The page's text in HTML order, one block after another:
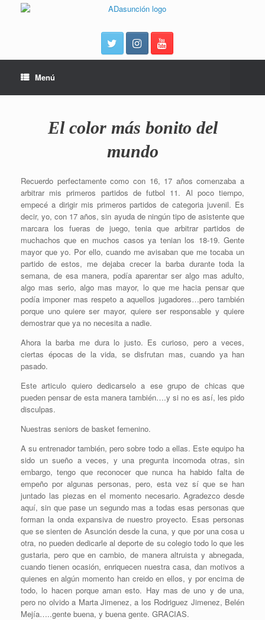
Menú
El color más bonito del
mundo
Recuerdo perfectamente como con 16, 17 años comenzaba a
arbitrar mis primeros partidos de futbol 11. Al poco tiempo,
empecé a dirigir mis primeros partidos de categoria juvenil. Es
decir, yo, con 17 años, sin ayuda de ningún tipo de asistente que
marcara los fueras de juego, tenia que arbitrar partidos de
muchachos que en muchos casos ya tenian los 18-19. Gente
mayor que yo. Por ello, cuando me avisaban que me tocaba un
partido de estos, me dejaba crecer la barba durante toda la
semana, de esa manera, podía aparentar ser algo mas adulto,
algo mas serio, algo mas mayor, lo que me hacia pensar que
podía imponer mas respeto a aquellos jugadores…pero también
porque uno quiere ser mayor, quiere ser responsable y quiere
demostrar que ya no necesita a nadie.
Ahora la barba me dura lo justo. Es curioso, pero a veces,
ciertas épocas de la vida, se disfrutan mas, cuando ya han
pasado.
Este articulo quiero dedicarselo a ese grupo de chicas que
pueden pensar de esta manera también….y si no es así, les pido
disculpas.
Nuestras seniors de basket femenino.
A su entrenador también, pero sobre todo a ellas. Este equipo ha
sido un sueño a veces, y una pregunta incomoda otras, sin
embargo, tengo que reconocer que nunca ha habido falta de
empeño por algunas personas, pero, esta vez sí que se han
juntado las piezas en el momento necesario. Agradezco desde
aquí, sin que pase un segundo mas a todas esas personas que
forman la onda expansiva de nuestro proyecto. Esas personas
que se sienten de Asunción desde la cuna, y que por una cosa u
otra, no pueden dedicarle al deporte de su colegio todo lo que les
gustaria, pero que en cambio, de manera altruista y abnegada,
cuando tienen ocasión, enriquecen nuestra casa, dan motivos a
quienes en algún momento han creido en ellos, y por encima de
todo, lo hacen porque aman esto. Hay mas de uno y de una,
pero no olvido a Marta Jimenez, a los Rodriguez Jimenez, Belén
Mejía…..gente buena, y buena gente. GRACIAS.